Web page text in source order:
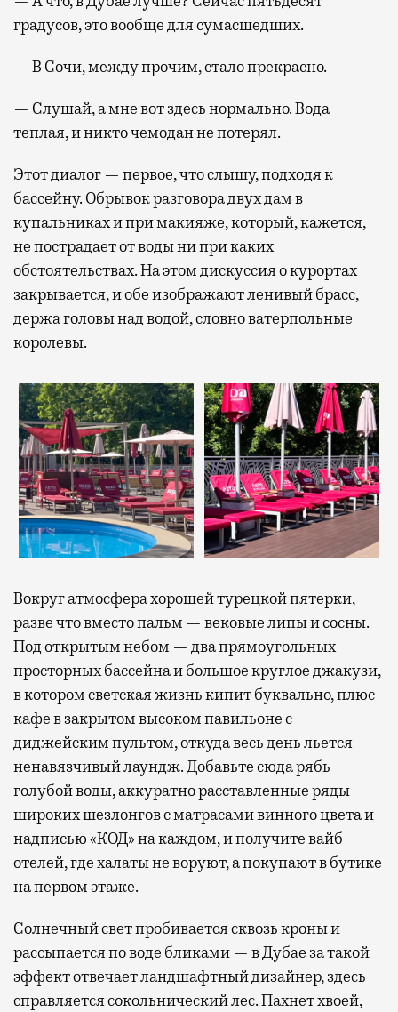
градусов, это вообще для сумасшедших.
— В Сочи, между прочим, стало прекрасно.
— Слушай, а мне вот здесь нормально. Вода
теплая, и никто чемодан не потерял.
Этот диалог — первое, что слышу, подходя к
бассейну. Обрывок разговора двух дам в
купальниках и при макияже, который, кажется,
не пострадает от воды ни при каких
обстоятельствах. На этом дискуссия о курортах
закрывается, и обе изображают ленивый брасс,
держа головы над водой, словно ватерпольные
королевы.
Вокруг атмосфера хорошей турецкой пятерки,
разве что вместо пальм — вековые липы и сосны.
Под открытым небом — два прямоугольных
просторных бассейна и большое круглое джакузи,
в котором светская жизнь кипит буквально, плюс
кафе в закрытом высоком павильоне с
диджейским пультом, откуда весь день льется
ненавязчивый лаундж. Добавьте сюда рябь
голубой воды, аккуратно расставленные ряды
широких шезлонгов с матрасами винного цвета и
надписью «КОД» на каждом, и получите вайб
отелей, где халаты не воруют, а покупают в бутике
на первом этаже.
Солнечный свет пробивается сквозь кроны и
рассыпается по воде бликами — в Дубае за такой
эффект отвечает ландшафтный дизайнер, здесь
справляется сокольнический лес. Пахнет хвоей,